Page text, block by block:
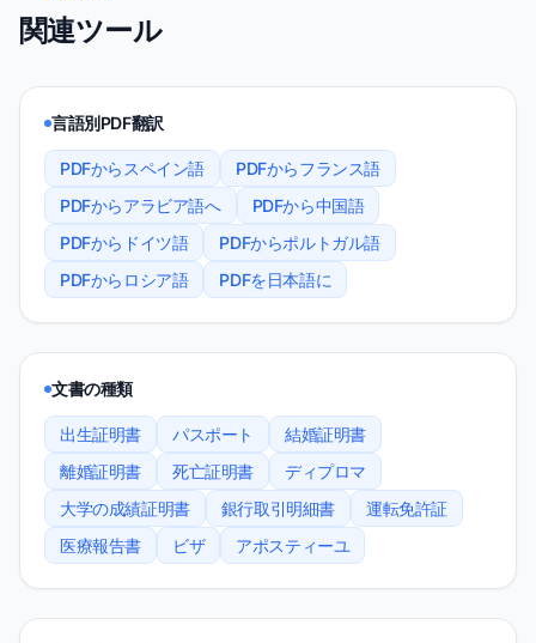
関連ツール
言語別PDF翻訳
PDFからスペイン語
PDFからフランス語
PDFからアラビア語へ
PDFから中国語
PDFからドイツ語
PDFからポルトガル語
PDFからロシア語
PDFを日本語に
文書の種類
出生証明書 パスポート
結婚証明書
離婚証明書
死亡証明書
ディプロマ
大学の成績証明書
銀行取引明細書
運転免許証
医療報告書
ビザ アポスティーユ